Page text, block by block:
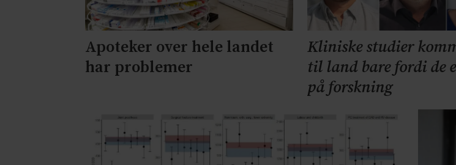
Apoteker over hele landet
har problemer
Kliniske studier
til land bare fordi de
på forskning